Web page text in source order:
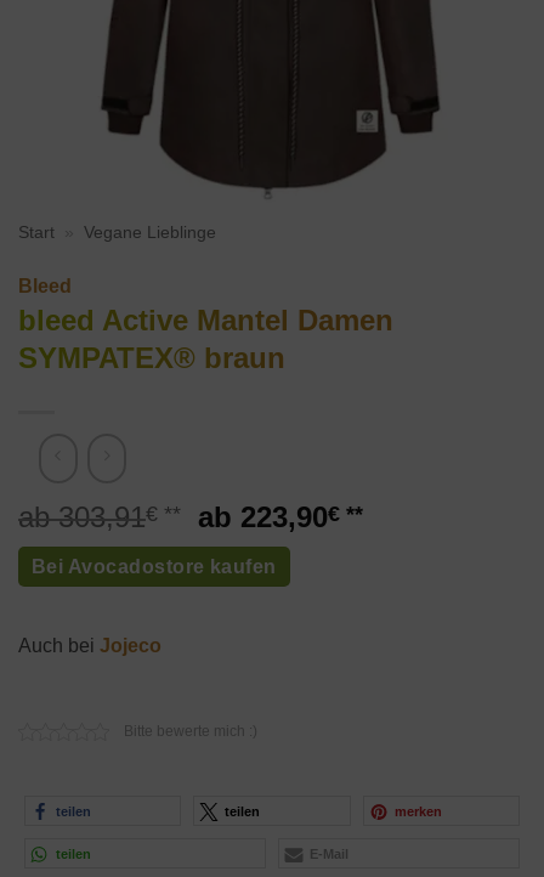
Start Vegane Lieblinge
Bleed
bleed Active Mantel Damen
SYMPATEX® braun
303,91€
Ursprünglicher
Preis
war:
223,90€
Aktueller
Bei Avocadostore kaufen
Auch bei Jojeco
Bitte bewerte mich :)
teilen teilen merken
teilen E-Mail